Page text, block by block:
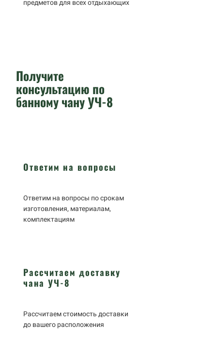
предметов для всех отдыхающих
Получите
консультацию по
банному чану УЧ-8
Ответим на вопросы
Ответим на вопросы по срокам
изготовления, материалам,
комплектациям
Рассчитаем доставку
чана УЧ-8
Рассчитаем стоимость доставки
до вашего расположения